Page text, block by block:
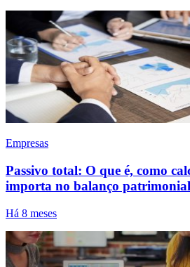
Empresas
Passivo total: O que é, como
importa no balanço patrimonial
Há 8 meses